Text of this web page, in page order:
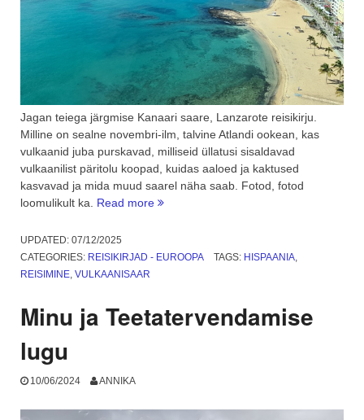
Jagan teiega järgmise Kanaari saare, Lanzarote reisikirju.
Milline on sealne novembri-ilm, talvine Atlandi ookean, kas
vulkaanid juba purskavad, milliseid üllatusi sisaldavad
vulkaanilist päritolu koopad, kuidas aaloed ja kaktused
kasvavad ja mida muud saarel näha saab. Fotod, fotod
loomulikult ka. Read more “Järgmine
–
UPDATED: 07/12/2025
CATEGORIES: REISIKIRJAD - EUROOPA TAGS: HISPAANIA,
REISIMINE, VULKAANISAAR
Minu ja Teetatervendamise
lugu
10/06/2024 ANNIKA